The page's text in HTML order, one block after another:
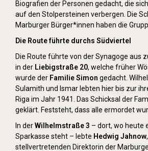
Biografien der Personen gedacht, die
auf den Stolpersteinen verbergen. Die
Marburger Bürger*innen haben die
Die Route führte durchs Südviertel
Die Route führte von der Synagoge aus
in der Liebigstraße 20, welche früher
wurde der Familie Simon gedacht.
Sulamith und Ismar lebten hier bis zur
Riga im Jahr 1941. Das Schicksal der
geklärt. Feststeht, dass alle ermordet
In derWilhelmstraße 3 – dort, wo heute
Sparkasse steht – lebte Hedwig Jahnow
stellvertretenden Direktorin der